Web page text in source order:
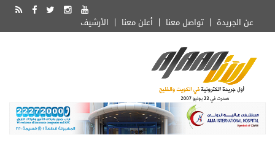
الأرشيف أعلن معنا تواصل معنا عن الجريدة